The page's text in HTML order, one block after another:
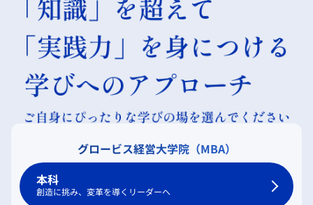
グロービス経営大学院（MBA）
本科
創造に挑み、変革を導くリーダーへ